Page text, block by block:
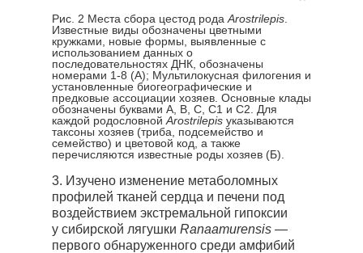
3. Изучено изменение метаболомных
профилей тканей сердца и печени под
воздействием экстремальной гипоксии
у сибирской лягушки Ranaamurensis —
первого обнаруженного среди амфибий
Рис. 2 Места сбора цестод рода Arostrilepis
Известные виды обозначены цветными
кружками, новые формы, выявленные с
использованием данных о
последовательностях ДНК, обозначены
номерами 1-8 (А); Мультилокусная филогения и
установленные биогеографические и
предковые ассоциации хозяев. Основные клады
обозначены буквами A, B, C, C1 и C2. Для
каждой родословной Arostrilepis указываются
таксоны хозяев (триба, подсемейство и
семейство) и цветовой код, а также
перечисляются известные роды хозяев (Б).